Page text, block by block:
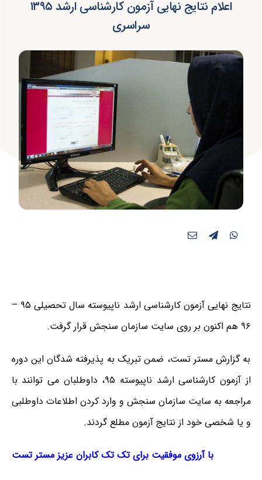
اعلام نتایج نهایی آزمون کارشناسی ارشد ۱۳۹۵
سراسری
نتایج نهایی آزمون کارشناسی ارشد ناپیوسته سال تحصیلی ۹۵ –
۹۶ هم اکنون بر روی سایت سازمان سنجش قرار گرفت.
به گزارش مستر تست، ضمن تبریک به پذیرفته شدگان این دوره
از آزمون کارشناسی ارشد ناپیوسته ۹۵، داوطلبان می توانند با
مراجعه به سایت سازمان سنجش و وارد کردن اطلاعات داوطلبی
و یا شخصی خود از نتایج آزمون مطلع گردند.
با آرزوی موفقیت برای تک تک کابران عزیز مستر تست